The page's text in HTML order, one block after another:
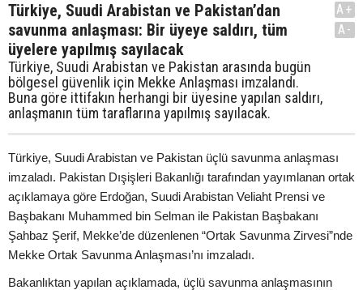
Türkiye, Suudi Arabistan ve Pakistan’dan
savunma anlaşması: Bir üyeye saldırı, tüm
üyelere yapılmış sayılacak
Türkiye, Suudi Arabistan ve Pakistan arasında bugün
bölgesel güvenlik için Mekke Anlaşması imzalandı.
Buna göre ittifakın herhangi bir üyesine yapılan saldırı,
anlaşmanın tüm taraflarına yapılmış sayılacak.
A+
A-
Türkiye, Suudi Arabistan ve Pakistan üçlü savunma anlaşması
imzaladı. Pakistan Dışişleri Bakanlığı tarafından yayımlanan ortak
açıklamaya göre Erdoğan, Suudi Arabistan Veliaht Prensi ve
Başbakanı Muhammed bin Selman ile Pakistan Başbakanı
Şahbaz Şerif, Mekke’de düzenlenen “Ortak Savunma Zirvesi”nde
Mekke Ortak Savunma Anlaşması’nı imzaladı.
Bakanlıktan yapılan açıklamada, üçlü savunma anlaşmasının